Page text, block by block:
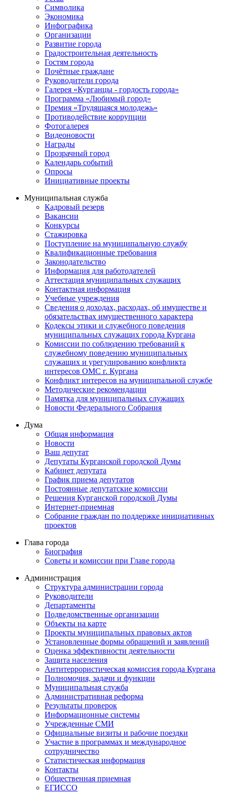
Символика
Экономика
Инфографика
Организации
Развитие города
Градостроительная деятельность
Гостям города
Почётные граждане
Руководители города
Галерея «Курганцы - гордость города»
Программа «Любимый город»
Премия «Трудящаяся молодежь»
Противодействие коррупции
Фотогалерея
Видеоновости
Награды
Прозрачный город
Календарь событий
Опросы
Инициативные проекты
Муниципальная служба
Кадровый резерв
Вакансии
Конкурсы
Стажировка
Поступление на муниципальную службу
Квалификационные требования
Законодательство
Информация для работодателей
Аттестация муниципальных служащих
Контактная информация
Учебные учреждения
Сведения о доходах, расходах, об имуществе и
обязательствах имущественного характера
Кодексы этики и служебного поведения
муниципальных служащих города Кургана
Комиссии по соблюдению требований к
служебному поведению муниципальных
служащих и урегулированию конфликта
интересов ОМС г. Кургана
Конфликт интересов на муниципальной службе
Методические рекомендации
Памятка для муниципальных служащих
Новости Федерального Cобрания
Дума
Общая информация
Новости
Ваш депутат
Депутаты Курганской городской Думы
Кабинет депутата
График приема депутатов
Постоянные депутатские комиссии
Решения Курганской городской Думы
Интернет-приемная
Собрание граждан по поддержке инициативных
проектов
Глава города
Биография
Советы и комиссии при Главе города
Администрация
Структура администрации города
Руководители
Департаменты
Подведомственные организации
Объекты на карте
Проекты муниципальных правовых актов
Установленные формы обращений и заявлений
Оценка эффективности деятельности
Защита населения
Антитеррористическая комиссия города Кургана
Полномочия, задачи и функции
Муниципальная служба
Административная реформа
Результаты проверок
Информационные системы
Учрежденные СМИ
Официальные визиты и рабочие поездки
Участие в программах и международное
сотрудничество
Статистическая информация
Контакты
Общественная приемная
ЕГИССО